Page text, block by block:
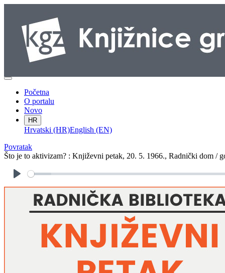
Početna
O portalu
Novo
HR
Hrvatski (HR)English (EN)
Povratak
Što je to aktivizam? : Književni petak, 20. 5. 1966., Radnički dom /